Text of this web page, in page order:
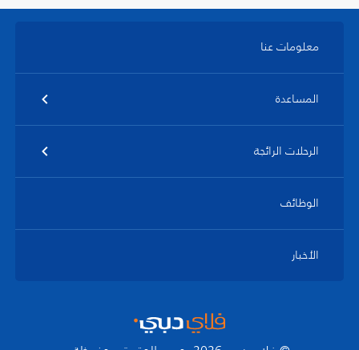
معلومات عنا
المساعدة
الرحلات الرائجة
الوظائف
الأخبار